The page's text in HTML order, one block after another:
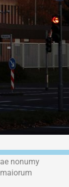
ut ius, ut est
an, no per
copiosae
id odio
nonumy